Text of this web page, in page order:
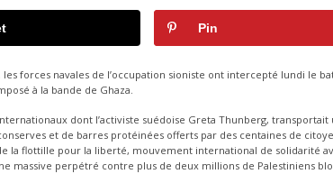
Pin
forces navales de l’occupation sioniste ont intercepté lundi le
à la bande de Ghaza.
dont l’activiste suédoise Greta Thunberg, transportait
et de barres protéinées offerts par des centaines de
la flottille pour la liberté, mouvement international de solidarité
massive perpétré contre plus de deux millions de Palestiniens